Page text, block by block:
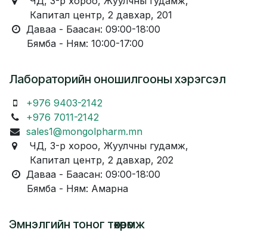
Капитал центр, 2 давхар, 201
Даваа - Баасан: 09:00-18:00
Бямба - Ням: 10:00-17:00
Лабораторийн оношилгооны хэрэгсэл
+976 9403-2142
+976 7011-2142
sales1@mongolpharm.mn
ЧД, 3-р хороо, Жуулчны гудамж,
Капитал центр, 2 давхар, 202
Даваа - Баасан: 09:00-18:00
Бямба - Ням: Амарна
Эмнэлгийн тоног төхөөрөмж